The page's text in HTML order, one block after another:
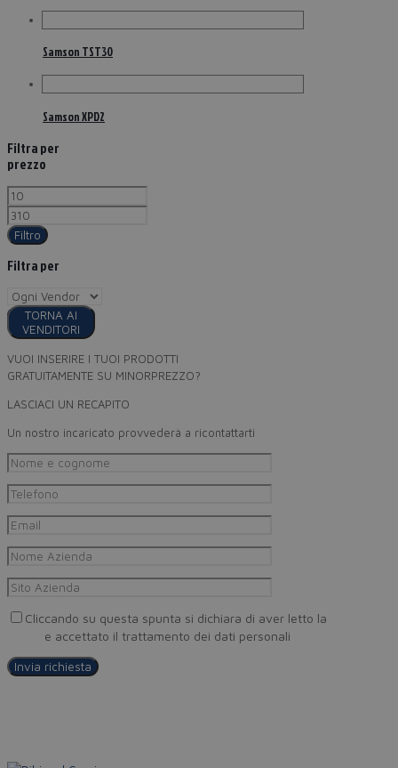
Samson TST30
Samson XPD2
Filtra per
prezzo
Filtro
Filtra per
TORNA AI
VENDITORI
VUOI INSERIRE I TUOI PRODOTTI
GRATUITAMENTE SU MINORPREZZO?
LASCIACI UN RECAPITO
Un nostro incaricato provvederà a ricontattarti
Cliccando su questa spunta si dichiara di aver letto la
e accettato il trattamento dei dati personali